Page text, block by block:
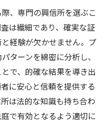
、専門の興信所を選ぶこ
は繊細であり、確実な証
経験が欠かせません。プ
ターンを綿密に分析し、
で、的確な結果を導き出
に安心と信頼を提供する
は法的な知識も持ち合わ
で有効となるよう適切に